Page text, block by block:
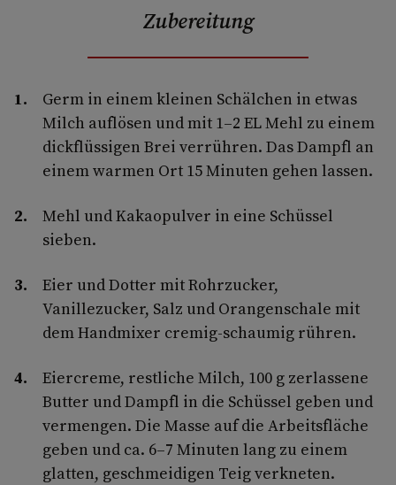
Zubereitung
Germ in einem kleinen Schälchen in etwas
Milch auflösen und mit 1–2 EL Mehl zu einem
dickflüssigen Brei verrühren. Das Dampfl an
einem warmen Ort 15 Minuten gehen lassen.
Mehl und Kakaopulver in eine Schüssel
sieben.
Eier und Dotter mit Rohrzucker,
Vanillezucker, Salz und Orangenschale mit
dem Handmixer cremig-schaumig rühren.
Eiercreme, restliche Milch, 100 g zerlassene
Butter und Dampfl in die Schüssel geben und
vermengen. Die Masse auf die Arbeitsfläche
geben und ca. 6–7 Minuten lang zu einem
glatten, geschmeidigen Teig verkneten.